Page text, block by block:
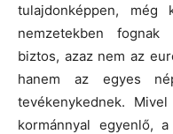
tulajdonképpen, még
nemzetekben fognak
biztos, azaz nem az
hanem az egyes
tevékenykednek.
kormánnyal egyenlő,